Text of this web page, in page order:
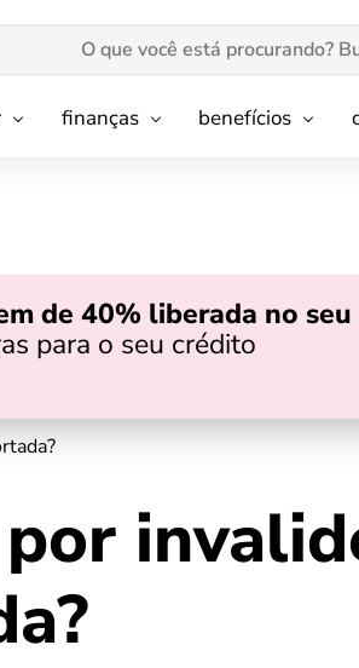
finanças benefícios
de 40% liberada no seu
para o seu crédito